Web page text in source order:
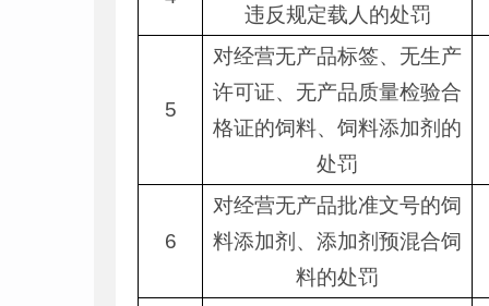
违反规定载人的处罚
5
对经营无产品标签、无生产
许可证、无产品质量检验合
格证的饲料、饲料添加剂的
处罚
6
对经营无产品批准文号的饲
料添加剂、添加剂预混合饲
料的处罚